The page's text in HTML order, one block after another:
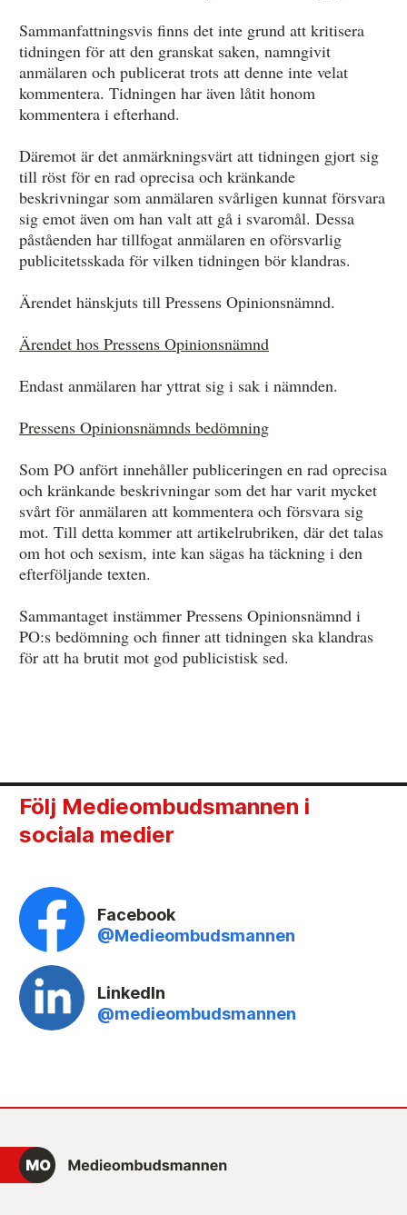
Sammanfattningsvis finns det inte grund att kritisera
tidningen för att den granskat saken, namngivit
anmälaren och publicerat trots att denne inte velat
kommentera. Tidningen har även låtit honom
kommentera i efterhand.
Däremot är det anmärkningsvärt att tidningen gjort sig
till röst för en rad oprecisa och kränkande
beskrivningar som anmälaren svårligen kunnat försvara
sig emot även om han valt att gå i svaromål. Dessa
påståenden har tillfogat anmälaren en oförsvarlig
publicitetsskada för vilken tidningen bör klandras.
Ärendet hänskjuts till Pressens Opinionsnämnd.
Ärendet hos Pressens Opinionsnämnd
Endast anmälaren har yttrat sig i sak i nämnden.
Pressens Opinionsnämnds bedömning
Som PO anfört innehåller publiceringen en rad oprecisa
och kränkande beskrivningar som det har varit mycket
svårt för anmälaren att kommentera och försvara sig
mot. Till detta kommer att artikelrubriken, där det talas
om hot och sexism, inte kan sägas ha täckning i den
efterföljande texten.
Sammantaget instämmer Pressens Opinionsnämnd i
PO:s bedömning och finner att tidningen ska klandras
för att ha brutit mot god publicistisk sed.
Följ Medieombudsmannen i
sociala medier
Facebook
@Medieombudsmannen
LinkedIn
@medieombudsmannen